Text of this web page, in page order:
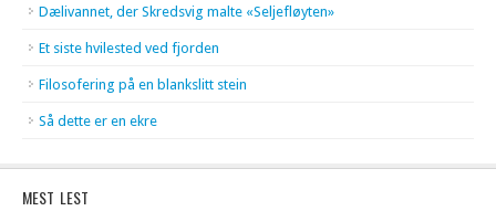
Dælivannet, der Skredsvig malte «Seljefløyten»
Et siste hvilested ved fjorden
Filosofering på en blankslitt stein
Så dette er en ekre
MEST LEST